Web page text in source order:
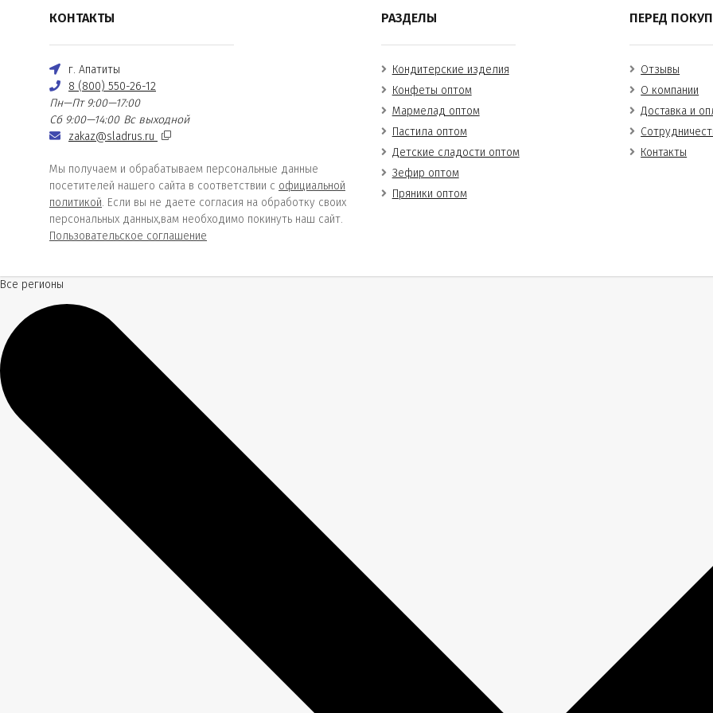
КОНТАКТЫ
г. Апатиты
8 (800) 550-26-12
Пн—Пт 9:00—17:00
Сб 9:00—14:00 Вс выходной
zakaz@sladrus.ru
Мы получаем и обрабатываем персональные данные
посетителей нашего сайта в соответствии с официальной
политикой. Если вы не даете согласия на обработку своих
персональных данных,вам необходимо покинуть наш сайт.
Пользовательское соглашение
РАЗДЕЛЫ
Кондитерские изделия
Конфеты оптом
Мармелад оптом
Пастила оптом
Детские сладости оптом
Зефир оптом
Пряники оптом
ПЕРЕД
Отзывы
О компании
Доставка и
Контакты
Все регионы